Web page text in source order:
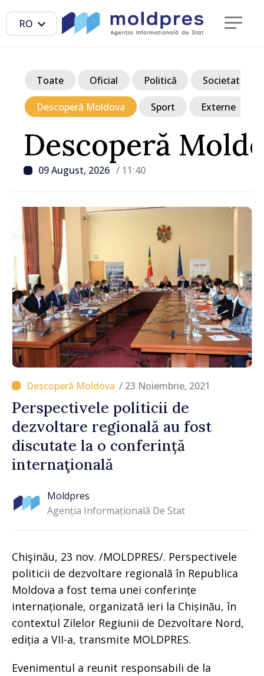
RO
Descoperă
09 August, 2026 / 11:40
Toate Oficial Politică Societate
Descoperă Moldova Sport Externe
/ 23 Noiembrie, 2021
Perspectivele politicii de
dezvoltare regională au fost
discutate la o conferință
internaţională
Moldpres
Agenția Informațională De Stat
Chişinău, 23 nov. /MOLDPRES/. Perspectivele
politicii de dezvoltare regională în Republica
Moldova a fost tema unei conferințe
internaționale, organizată ieri la Chișinău, în
contextul Zilelor Regiunii de Dezvoltare Nord,
ediția a VII-a, transmite MOLDPRES.
Evenimentul a reunit responsabili de la